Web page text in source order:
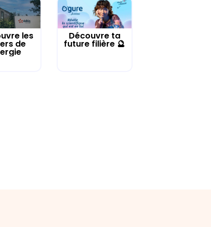
les
de
Découvre ta
future filière 🔮